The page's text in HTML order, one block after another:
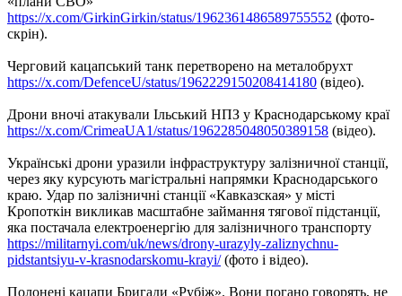
https://x.com/GirkinGirkin/status/1962361486589755552 (фото-
скрін).
Черговий кацапський танк перетворено на металобрухт
https://x.com/DefenceU/status/1962229150208414180 (відео).
Дрони вночі атакували Ільський НПЗ у Краснодарському краї
https://x.com/CrimeaUA1/status/1962285048050389158 (відео).
Українські дрони уразили інфраструктуру залізничної станції,
через яку курсують магістральні напрямки Краснодарського
краю. Удар по залізничні станції «Кавказская» у місті
Кропоткін викликав масштабне займання тягової підстанції,
яка постачала електроенергію для залізничного транспорту
https://militarnyi.com/uk/news/drony-urazyly-zaliznychnu-
pidstantsiyu-v-krasnodarskomu-krayi/(фото і відео).
Полонені кацапи Бригади «Рубіж». Вони погано говорять, не